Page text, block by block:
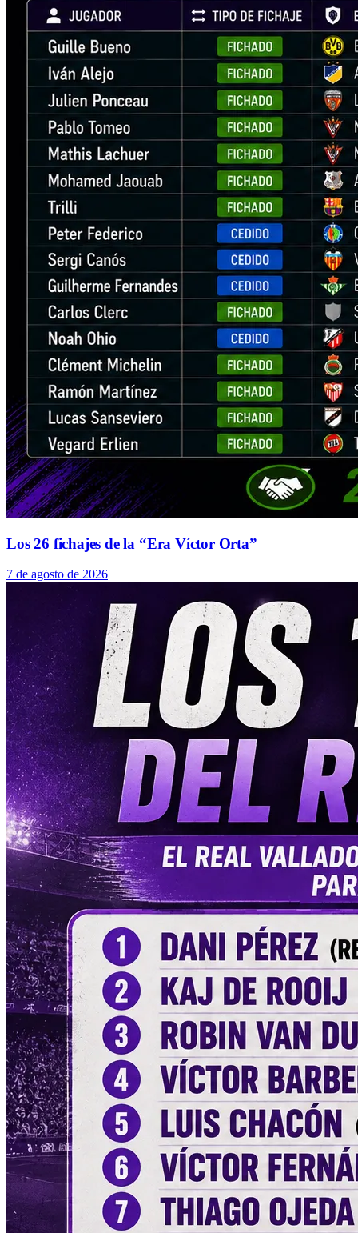
Los 26 fichajes de la “Era Víctor Orta”
7 de agosto de 2026